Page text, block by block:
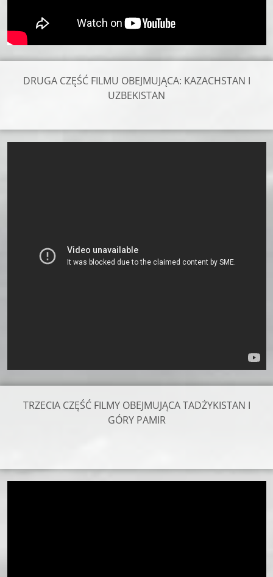
DRUGA CZĘŚĆ FILMU OBEJMUJĄCA: KAZACHSTAN I
UZBEKISTAN
TRZECIA CZĘŚĆ FILMY OBEJMUJĄCA TADŻYKISTAN I
GÓRY PAMIR